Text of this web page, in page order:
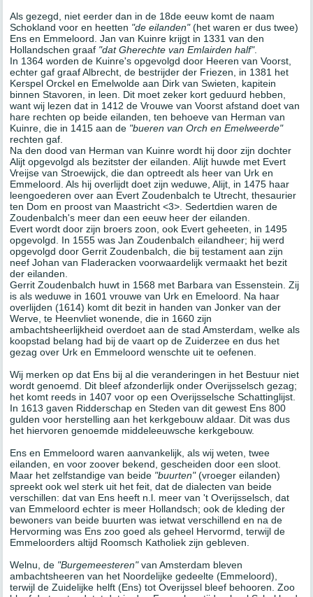
Als gezegd, niet eerder dan in de 18de eeuw komt de naam
Schokland voor en heetten "de eilanden"(het waren er dus twee)
Ens en Emmeloord. Jan van Kuinre krijgt in 1331 van den
Hollandschen graaf "dat Gherechte van Emlairden half".
In 1364 worden de Kuinre's opgevolgd door Heeren van Voorst,
echter gaf graaf Albrecht, de bestrijder der Friezen, in 1381 het
Kerspel Orckel en Emelwolde aan Dirk van Swieten, kapitein
binnen Stavoren, in leen. Dit moet zeker kort geduurd hebben,
want wij lezen dat in 1412 de Vrouwe van Voorst afstand doet van
hare rechten op beide eilanden, ten behoeve van Herman van
Kuinre, die in 1415 aan de "bueren van Orch en Emelweerde"
rechten gaf.
Na den dood van Herman van Kuinre wordt hij door zijn dochter
Alijt opgevolgd als bezitster der eilanden. Alijt huwde met Evert
Vreijse van Stroewijck, die dan optreedt als heer van Urk en
Emmeloord. Als hij overlijdt doet zijn weduwe, Alijt, in 1475 haar
leengoederen over aan Evert Zoudenbalch te Utrecht, thesaurier
ten Dom en proost van Maastricht <3>. Sedertdien waren de
Zoudenbalch's meer dan een eeuw heer der eilanden.
Evert wordt door zijn broers zoon, ook Evert geheeten, in 1495
opgevolgd. In 1555 was Jan Zoudenbalch eilandheer; hij werd
opgevolgd door Gerrit Zoudenbalch, die bij testament aan zijn
neef Johan van Fladeracken voorwaardelijk vermaakt het bezit
der eilanden.
Gerrit Zoudenbalch huwt in 1568 met Barbara van Essenstein. Zij
is als weduwe in 1601 vrouwe van Urk en Emeloord. Na haar
overlijden (1614) komt dit bezit in handen van Jonker van der
Werve, te Heenvliet wonende, die in 1660 zijn
ambachtsheerlijkheid overdoet aan de stad Amsterdam, welke als
koopstad belang had bij de vaart op de Zuiderzee en dus het
gezag over Urk en Emmeloord wenschte uit te oefenen.
Wij merken op dat Ens bij al die veranderingen in het Bestuur niet
wordt genoemd. Dit bleef afzonderlijk onder Overijsselsch gezag;
het komt reeds in 1407 voor op een Overijsselsche Schattinglijst.
In 1613 gaven Ridderschap en Steden van dit gewest Ens 800
gulden voor herstelling aan het kerkgebouw aldaar. Dit was dus
het hiervoren genoemde middeleeuwsche kerkgebouw.
Ens en Emmeloord waren aanvankelijk, als wij weten, twee
eilanden, en voor zoover bekend, gescheiden door een sloot.
Maar het zelfstandige van beide "buurten"(vroeger eilanden)
spreekt ook wel sterk uit het feit, dat de dialecten van beide
verschillen: dat van Ens heeft n.l. meer van 't Overijsselsch, dat
van Emmeloord echter is meer Hollandsch; ook de kleding der
bewoners van beide buurten was ietwat verschillend en na de
Hervorming was Ens zoo goed als geheel Hervormd, terwijl de
Emmeloorders altijd Roomsch Katholiek zijn gebleven.
Welnu, de "Burgemeesteren"van Amsterdam bleven
ambachtsheeren van het Noordelijke gedeelte (Emmeloord),
terwijl de Zuidelijke helft (Ens) tot Overijssel bleef behooren. Zoo